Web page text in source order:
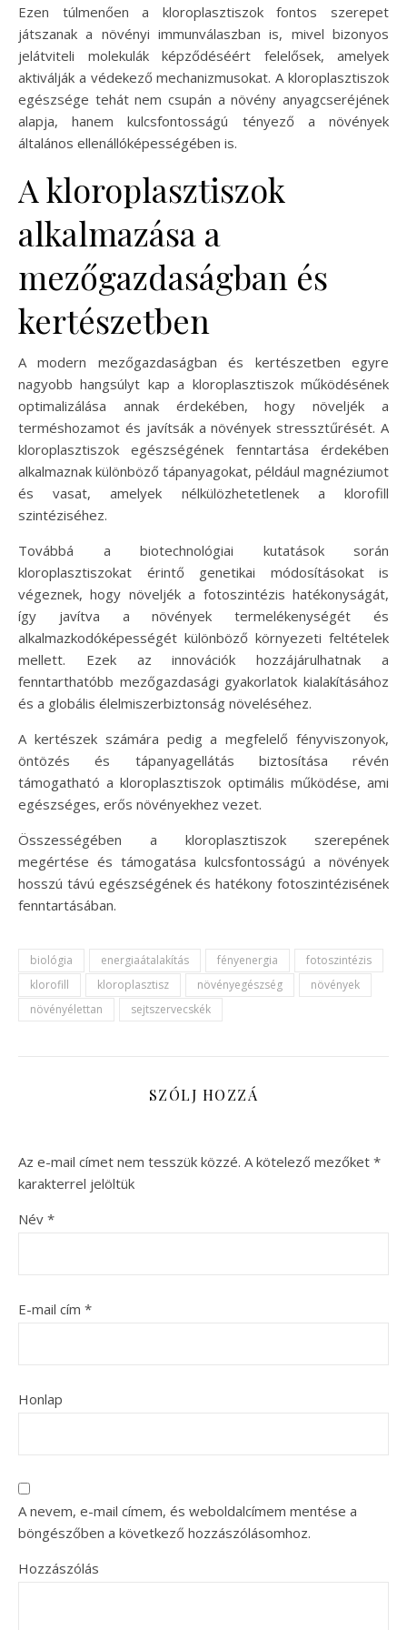
Ezen túlmenően a kloroplasztiszok fontos szerepet
játszanak a növényi immunválaszban is, mivel bizonyos
jelátviteli molekulák képződéséért felelősek, amelyek
aktiválják a védekező mechanizmusokat. A kloroplasztiszok
egészsége tehát nem csupán a növény anyagcseréjének
alapja, hanem kulcsfontosságú tényező a növények
általános ellenállóképességében is.
A kloroplasztiszok
alkalmazása a
mezőgazdaságban és
kertészetben
A modern mezőgazdaságban és kertészetben egyre
nagyobb hangsúlyt kap a kloroplasztiszok működésének
optimalizálása annak érdekében, hogy növeljék a
terméshozamot és javítsák a növények stressztűrését. A
kloroplasztiszok egészségének fenntartása érdekében
alkalmaznak különböző tápanyagokat, például magnéziumot
és vasat, amelyek nélkülözhetetlenek a klorofill
szintéziséhez.
Továbbá a biotechnológiai kutatások során
kloroplasztiszokat érintő genetikai módosításokat is
végeznek, hogy növeljék a fotoszintézis hatékonyságát,
így javítva a növények termelékenységét és
alkalmazkodóképességét különböző környezeti feltételek
mellett. Ezek az innovációk hozzájárulhatnak a
fenntarthatóbb mezőgazdasági gyakorlatok kialakításához
és a globális élelmiszerbiztonság növeléséhez.
A kertészek számára pedig a megfelelő fényviszonyok,
öntözés és tápanyagellátás biztosítása révén
támogatható a kloroplasztiszok optimális működése, ami
egészséges, erős növényekhez vezet.
Összességében a kloroplasztiszok szerepének
megértése és támogatása kulcsfontosságú a növények
hosszú távú egészségének és hatékony fotoszintézisének
fenntartásában.
biológia energiaátalakítás fényenergia
fotoszintézis
klorofill
kloroplasztisz növényegészség
növények
növényélettan
sejtszervecskék
SZÓLJ HOZZÁ
Az e-mail címet nem tesszük közzé. A kötelező mezőket *
karakterrel jelöltük
Név *
E-mail cím *
Honlap
A nevem, e-mail címem, és weboldalcímem mentése a
böngészőben a következő hozzászólásomhoz.
Hozzászólás